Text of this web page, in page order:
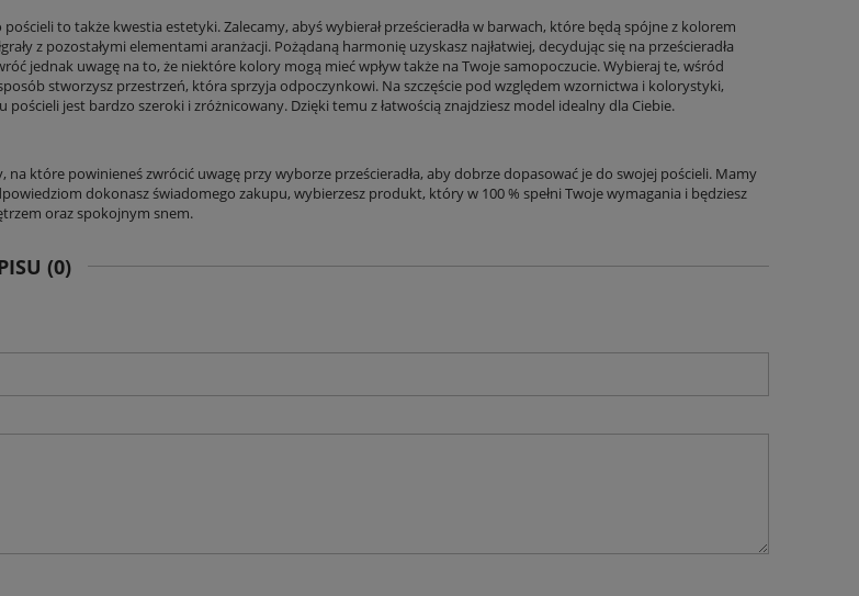
pościeli to także kwestia estetyki. Zalecamy, abyś wybierał prześcieradła w barwach, które będą spójne z kolorem
z pozostałymi elementami aranżacji. Pożądaną harmonię uzyskasz najłatwiej, decydując się na prześcieradła
jednak uwagę na to, że niektóre kolory mogą mieć wpływ także na Twoje samopoczucie. Wybieraj te, wśród
stworzysz przestrzeń, która sprzyja odpoczynkowi. Na szczęście pod względem wzornictwa i kolorystyki,
jest bardzo szeroki i zróżnicowany. Dzięki temu z łatwością znajdziesz model idealny dla Ciebie.
na które powinieneś zwrócić uwagę przy wyborze prześcieradła, aby dobrze dopasować je do swojej pościeli. Mamy
dokonasz świadomego zakupu, wybierzesz produkt, który w 100 % spełni Twoje wymagania i będziesz
oraz spokojnym snem.
(0)